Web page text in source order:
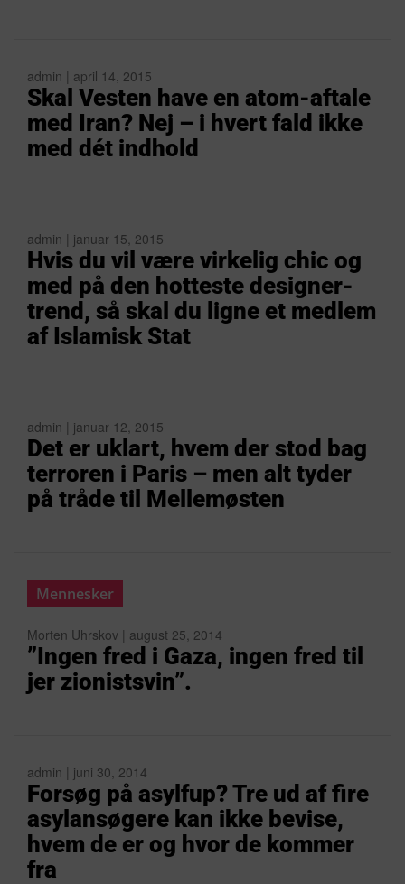
admin | april 14, 2015
Skal Vesten have en atom-aftale
med Iran? Nej – i hvert fald ikke
med dét indhold
admin | januar 15, 2015
Hvis du vil være virkelig chic og
med på den hotteste designer-
trend, så skal du ligne et medlem
af Islamisk Stat
admin | januar 12, 2015
Det er uklart, hvem der stod bag
terroren i Paris – men alt tyder
på tråde til Mellemøsten
Mennesker
Morten Uhrskov | august 25, 2014
”Ingen fred i Gaza, ingen fred til
jer zionistsvin”.
admin | juni 30, 2014
Forsøg på asylfup? Tre ud af fire
asylansøgere kan ikke bevise,
hvem de er og hvor de kommer
fra